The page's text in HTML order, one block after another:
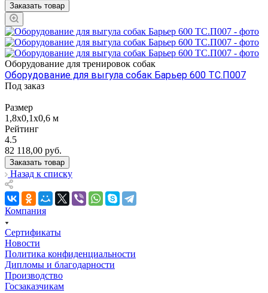
Заказать товар
Оборудование для тренировок собак
Оборудование для выгула собак Барьер 600 ТС.П007
Под заказ
Размер
1,8х0,1х0,6 м
Рейтинг
4.5
82 118,00 руб.
Заказать товар
Назад к списку
Компания
Сертификаты
Новости
Политика конфиденциальности
Дипломы и благодарности
Производство
Госзаказчикам